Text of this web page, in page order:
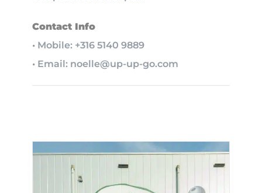
Contact Info
• Mobile: +316 5140 9889
• Email: noelle@up-up-go.com